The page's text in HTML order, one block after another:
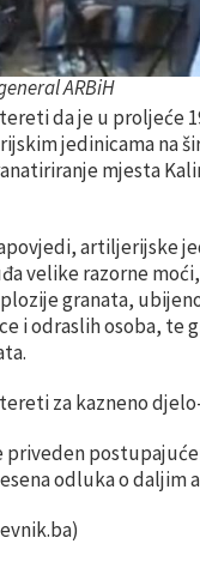
ARBiH
da je u proljeće
jedinicama na
mjesta
artiljerijske
velike razorne
granata,
i odraslih osoba,
za kazneno
priveden
odluka o daljim